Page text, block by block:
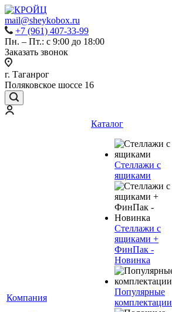
mail@sheykobox.ru
+7 (961) 407-33-99
Пн. – Пт.: с 9:00 до 18:00
Заказать звонок
г. Таганрог
Поляковское шоссе 16
Компания
Каталог
Стеллажи с
ящиками
Стеллажи с
ящиками +
ФинПак -
Новинка
Популярные
комплектации